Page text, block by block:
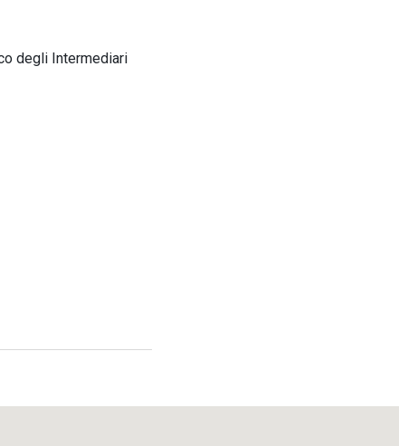
degli Intermediari